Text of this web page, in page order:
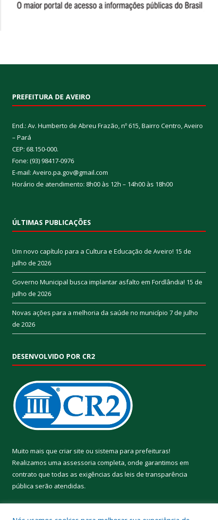
PREFEITURA DE AVEIRO
End.: Av. Humberto de Abreu Frazão, nº 615, Bairro Centro, Aveiro
– Pará
CEP: 68.150-000.
Fone: (93) 98417-0976
E-mail: Aveiro.pa.gov@gmail.com
Horário de atendimento: 8h00 às 12h – 14h00 às 18h00
ÚLTIMAS PUBLICAÇÕES
Um novo capítulo para a Cultura e Educação de Aveiro! 15 de
julho de 2026
Governo Municipal busca implantar asfalto em Fordlândia! 15 de
julho de 2026
Novas ações para a melhoria da saúde no município 7 de julho
de 2026
DESENVOLVIDO POR CR2
Muito mais que criar site ou sistema para prefeituras!
Realizamos uma assessoria completa, onde garantimos em
contrato que todas as exigências das leis de transparência
pública serão atendidas.